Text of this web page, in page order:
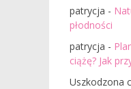
patrycja -
płodności
patrycja -
ciążę? Jak
Uszkodzona